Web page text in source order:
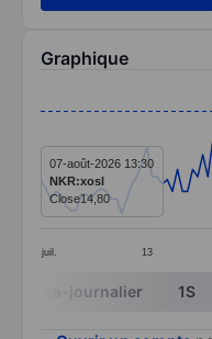
Graphique
Line chart with 76
The chart has 1 X
The chart has 1 Y
juil. 13
07-août-2026 13:30
NKR:xosl
Close14,80
End of interactive
Intra-journalier 1S